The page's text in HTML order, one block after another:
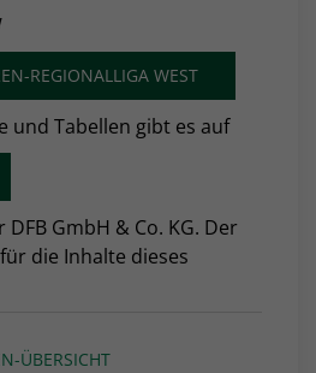
REGIONALLIGA WEST
und Tabellen gibt es auf
GmbH & Co. KG. Der
die Inhalte dieses
ÜBERSICHT